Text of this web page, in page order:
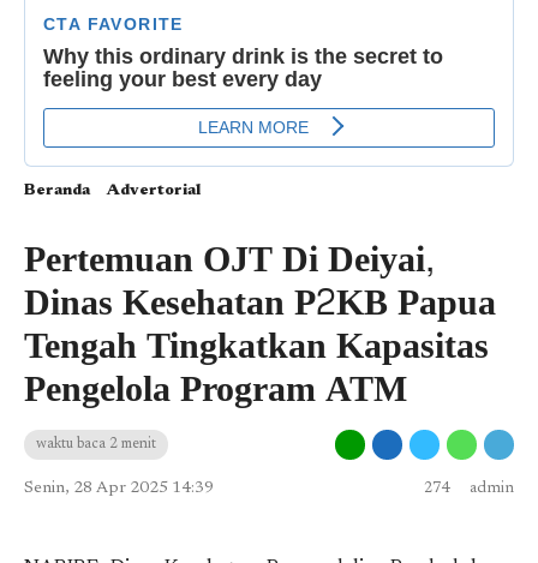
Beranda Advertorial
Pertemuan OJT Di Deiyai,
Dinas Kesehatan P2KB Papua
Tengah Tingkatkan Kapasitas
Pengelola Program ATM
waktu baca 2 menit
Senin, 28 Apr 2025 14:39 274 admin